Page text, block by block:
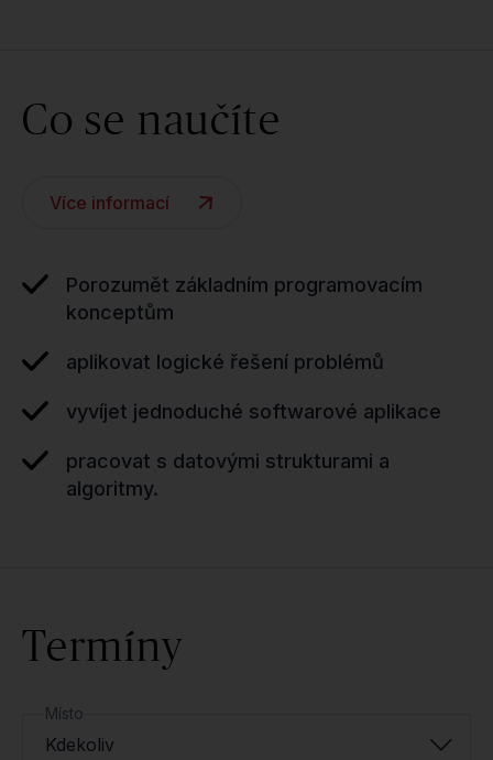
Co se naučíte
Více informací
Porozumět základním programovacím
konceptům
aplikovat logické řešení problémů
vyvíjet jednoduché softwarové aplikace
pracovat s datovými strukturami a
algoritmy.
Termíny
Místo
Kdekoliv